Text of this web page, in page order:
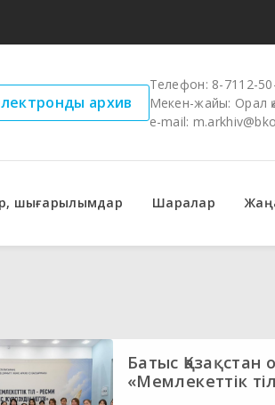
архив
Телефон: 8-7112-
Мекен-жайы: Орал
e-mail:
шығарылымдар Шаралар
Батыс
«Мемлекеттік